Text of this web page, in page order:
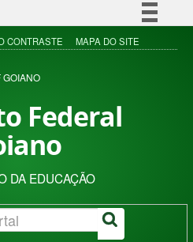
Simplifique!
Acesso à informação
CONTRASTE MAPA DO SITE
GOIANO
Federal
DA EDUCAÇÃO